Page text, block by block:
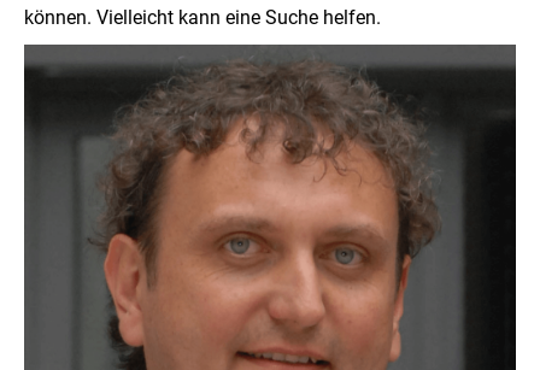
können. Vielleicht kann eine Suche helfen.